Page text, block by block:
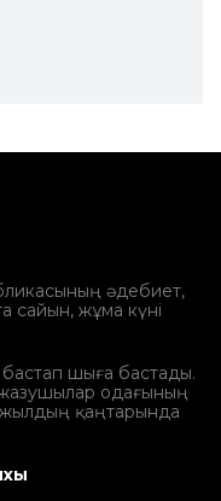
әдебиет,
сайын, жұма күні
шыға бастады.
жазушылар одағының
қаңтарында